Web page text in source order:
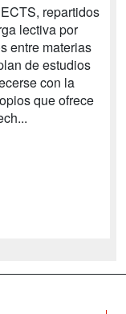
repartidos
lectiva por
entre materias
de estudios
con la
que ofrece